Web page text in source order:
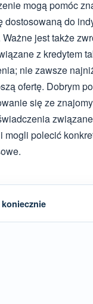
mogą pomóc
dostosowaną do
jest także
z kredytem
nie zawsze
ofertę. Dobrym
się ze
mogli polecić